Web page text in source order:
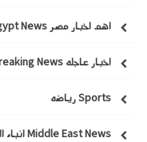
اهم اخبار مصر Egypt News
اخبار عاجله Breaking News
Sports رياضه
Middle East News انباء الشرق الاوسط